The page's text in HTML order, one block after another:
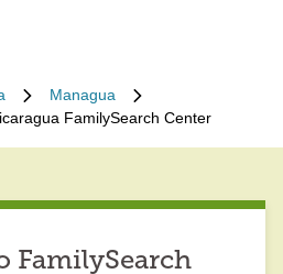
Managua
FamilySearch Center
FamilySearch